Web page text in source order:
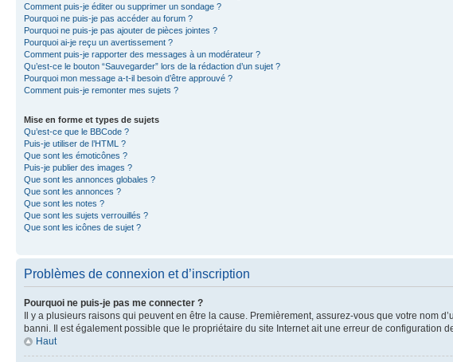
Comment puis-je éditer ou supprimer un sondage ?
Pourquoi ne puis-je pas accéder au forum ?
Pourquoi ne puis-je pas ajouter de pièces jointes ?
Pourquoi ai-je reçu un avertissement ?
Comment puis-je rapporter des messages à un modérateur ?
Qu’est-ce le bouton “Sauvegarder” lors de la rédaction d’un sujet ?
Pourquoi mon message a-t-il besoin d’être approuvé ?
Comment puis-je remonter mes sujets ?
Mise en forme et types de sujets
Qu’est-ce que le BBCode ?
Puis-je utiliser de l’HTML ?
Que sont les émoticônes ?
Puis-je publier des images ?
Que sont les annonces globales ?
Que sont les annonces ?
Que sont les notes ?
Que sont les sujets verrouillés ?
Que sont les icônes de sujet ?
Problèmes de connexion et d’inscription
Pourquoi ne puis-je pas me connecter ?
Il y a plusieurs raisons qui peuvent en être la cause. Premièrement, assurez-vous que votre nom
banni. Il est également possible que le propriétaire du site Internet ait une erreur de configuration
Haut